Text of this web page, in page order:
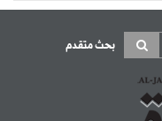
بحث متقدم